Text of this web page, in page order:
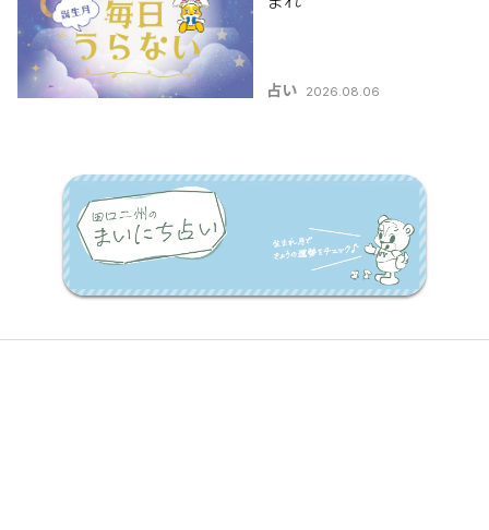
占い 2026.08.06